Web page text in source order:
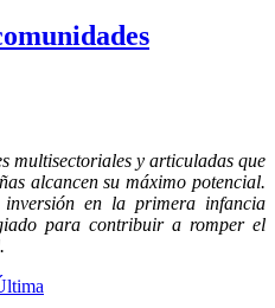
multisectoriales y articuladas que
alcancen su máximo potencial.
en la primera infancia
para contribuir a romper el